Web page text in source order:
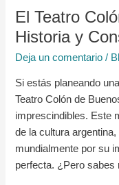
El Teatro
Historia y
Deja un comentario /
Si estás planeando
Teatro Colón de
imprescindibles. Este
de la cultura
mundialmente por su
perfecta. ¿Pero sabes
tu
Visita